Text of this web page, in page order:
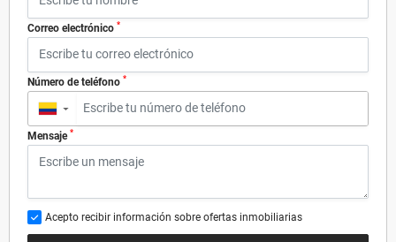
Correo electrónico *
Número de teléfono *
▼
Mensaje *
Acepto recibir información sobre ofertas inmobiliarias